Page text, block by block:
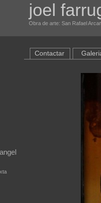
joel
Obra de arte: San Rafael
Contactar